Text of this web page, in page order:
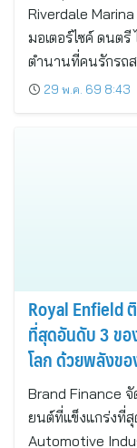
Riverdale
มอเตอร์ไซค์ ดนต
ตำนานที่คนรักรถ
29 พ.ค. 69 8:43
Royal Enfield
ที่สุดอันดับ 3 ขอ
โลก ด้วยพลังข
Brand Finance
ยนต์ที่แข็งแกร่งที่
Automotive